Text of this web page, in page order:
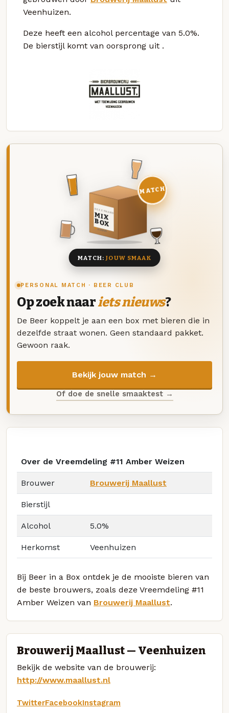
Veenhuizen.
Deze heeft een alcohol percentage van 5.0%.
De bierstijl komt van oorsprong uit .
PERSONAL MATCH · BEER CLUB
Op zoek naariets nieuws?
De Beer koppelt je aan een box met bieren die in
dezelfde straat wonen. Geen standaard pakket.
Gewoon raak.
Bekijk jouw match →
Of doe de snelle smaaktest →
DEZE MAAND
MIX
BOX
8 BIEREN
MATCH
MATCH:JOUW SMAAK
Over de Vreemdeling #11 Amber Weizen
Brouwer Brouwerij Maallust
Bierstijl
Alcohol 5.0%
Herkomst Veenhuizen
Bij Beer in a Box ontdek je de mooiste bieren van
de beste brouwers, zoals deze Vreemdeling #11
Amber Weizen van Brouwerij Maallust.
Brouwerij Maallust — Veenhuizen
Bekijk de website van de brouwerij:
http://www.maallust.nl
TwitterFacebookInstagram